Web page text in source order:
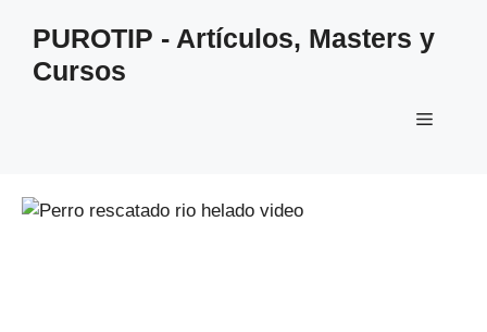
contenido
PUROTIP - Artículos, Masters y
Cursos
Menú